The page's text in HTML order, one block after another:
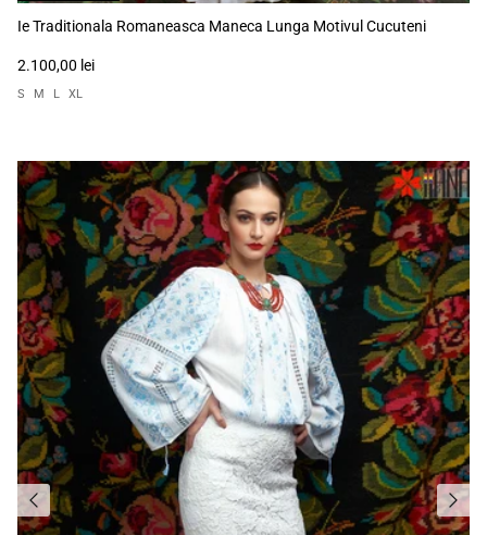
Ie Traditionala Romaneasca Maneca Lunga Motivul Cucuteni
2.100,00 lei
S M L XL